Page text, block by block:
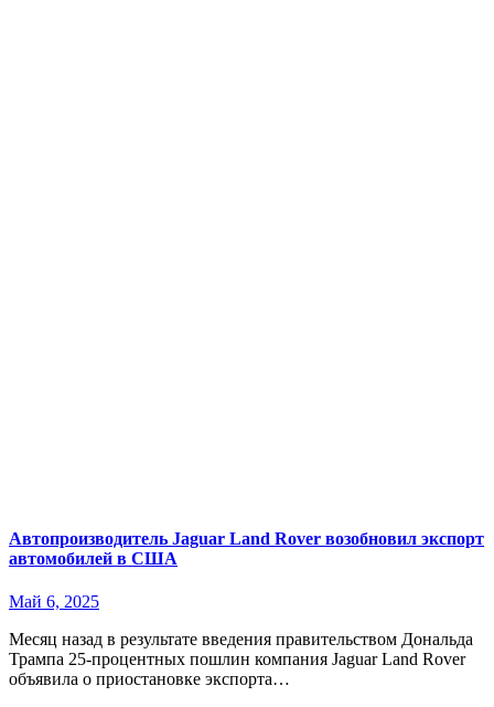
Автопроизводитель Jaguar Land Rover возобновил экспорт
автомобилей в США
Май 6, 2025
Месяц назад в результате введения правительством Дональда
Трампа 25-процентных пошлин компания Jaguar Land Rover
объявила о приостановке экспорта…